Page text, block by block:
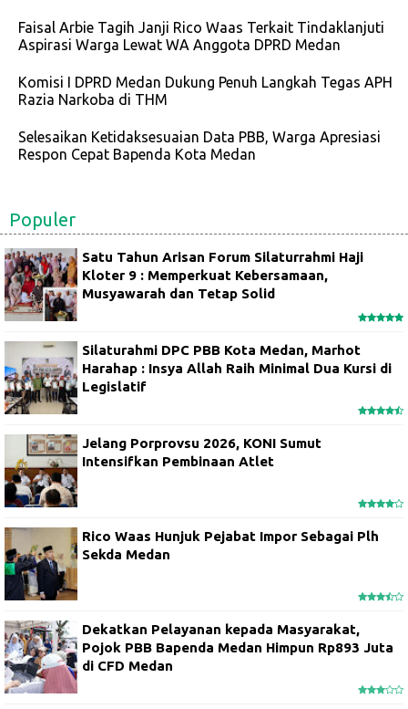
Faisal Arbie Tagih Janji Rico Waas Terkait Tindaklanjuti
Aspirasi Warga Lewat WA Anggota DPRD Medan
Komisi I DPRD Medan Dukung Penuh Langkah Tegas APH
Razia Narkoba di THM
Selesaikan Ketidaksesuaian Data PBB, Warga Apresiasi
Respon Cepat Bapenda Kota Medan
Populer
Satu Tahun Arisan Forum Silaturrahmi Haji
Kloter 9 : Memperkuat Kebersamaan,
Musyawarah dan Tetap Solid
Silaturahmi DPC PBB Kota Medan, Marhot
Harahap : Insya Allah Raih Minimal Dua Kursi di
Legislatif
Jelang Porprovsu 2026, KONI Sumut
Intensifkan Pembinaan Atlet
Rico Waas Hunjuk Pejabat Impor Sebagai Plh
Sekda Medan
Dekatkan Pelayanan kepada Masyarakat,
Pojok PBB Bapenda Medan Himpun Rp893 Juta
di CFD Medan